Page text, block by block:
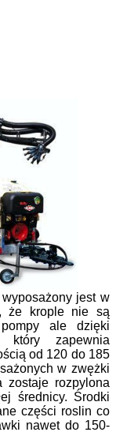
jest w
że krople nie są
ale dzięki
który zapewnia
od 120 do 185
w zwężki
zostaje rozpylona
średnicy. Środki
części roslin co
nawet do 150-